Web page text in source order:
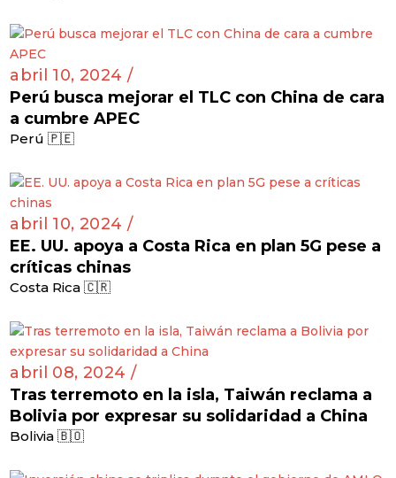
abril 10, 2024 /
Perú busca mejorar el TLC con China de cara
a cumbre APEC
Perú 🇵🇪
abril 10, 2024 /
EE. UU. apoya a Costa Rica en plan 5G pese a
críticas chinas
Costa Rica 🇨🇷
abril 08, 2024 /
Tras terremoto en la isla, Taiwán reclama a
Bolivia por expresar su solidaridad a China
Bolivia 🇧🇴